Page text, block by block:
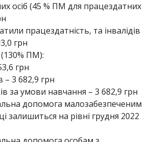
осіб (45 % ПМ для працездатних
працездатність, та інвалідів
грн
(130% ПМ):
грн
– 3 682,9 грн
за умови навчання – 3 682,9 грн
допомога малозабезпеченим
залишиться на рівні грудня 2022